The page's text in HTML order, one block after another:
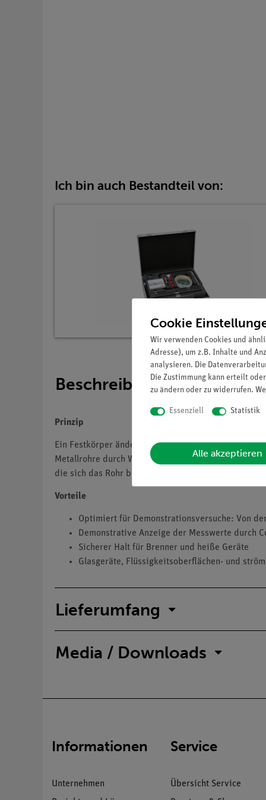
Ich bin auch Bestandteil von:
Beschreibung
Prinzip
Ein Festkörper ändert unter Wärmeeinfluss seine
Metallrohre durch Wasserdampf erwärmt und ihre
die sich das Rohr bewegen kann. Die
Vorteile
Optimiert für Demonstrationsversuche: Von
Demonstrative Anzeige der Messwerte durch
Sicherer Halt für Brenner und heiße Geräte
Glasgeräte, Flüssigkeitsoberflächen- und
Lieferumfang
Media / Downloads
Informationen
Unternehmen
Service
Übersicht Service
Cookie
Wir verwenden Cookies und
Adresse), um z.B. Inhalte und
analysieren. Die
Die Zustimmung kann erteilt
zu ändern oder zu widerrufen.
Essenziell Statistik
Alle akzeptieren